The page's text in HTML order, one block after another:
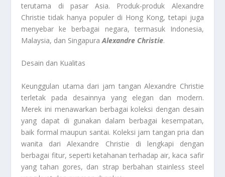
terutama di pasar Asia. Produk-produk Alexandre
Christie tidak hanya populer di Hong Kong, tetapi juga
menyebar ke berbagai negara, termasuk Indonesia,
Malaysia, dan Singapura Alexandre Christie.
Desain dan Kualitas
Keunggulan utama dari jam tangan Alexandre Christie
terletak pada desainnya yang elegan dan modern.
Merek ini menawarkan berbagai koleksi dengan desain
yang dapat di gunakan dalam berbagai kesempatan,
baik formal maupun santai. Koleksi jam tangan pria dan
wanita dari Alexandre Christie di lengkapi dengan
berbagai fitur, seperti ketahanan terhadap air, kaca safir
yang tahan gores, dan strap berbahan stainless steel